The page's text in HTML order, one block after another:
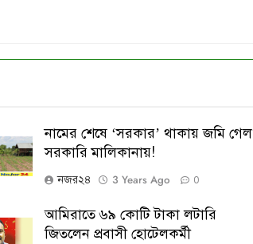
নামের শেষে ‘সরকার’ থাকায় জমি গেল
সরকারি মালিকানায়!
নজর২৪ 3 Years Ago 0
আমিরাতে ৬৯ কোটি টাকা লটারি
জিতলেন প্রবাসী হোটেলকর্মী